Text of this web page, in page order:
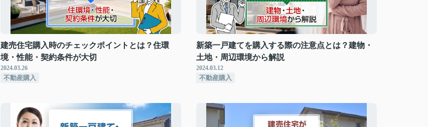
建売住宅購入時のチェックポイントとは？住環
境・性能・契約条件が大切
2024.03.26
不動産購入
新築一戸建てを購入する際の注意点とは？建物・
土地・周辺環境から解説
2024.03.12
不動産購入